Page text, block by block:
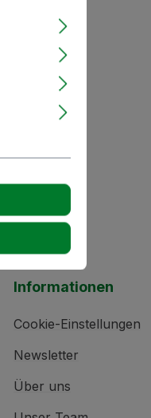
Informationen
Cookie-Einstellungen
Newsletter
Über uns